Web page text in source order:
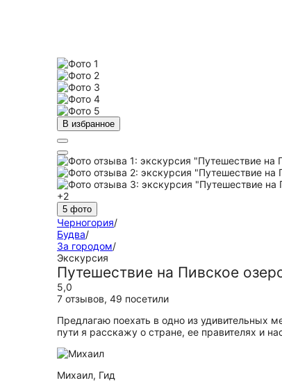
В избранное
+2
5 фото
Черногория/
Будва/
За городом/
Экскурсия
Путешествие на Пивское
5,0
7 отзывов, 49 посетили
Предлагаю поехать в одно из удивительных
пути я расскажу о стране, ее правителях и
Михаил, Гид